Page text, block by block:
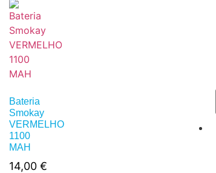
Bateria
Smokay
VERMELHO
1100
MAH
14,00 €